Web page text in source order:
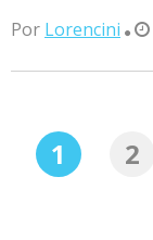
Por Lorencini
1 2